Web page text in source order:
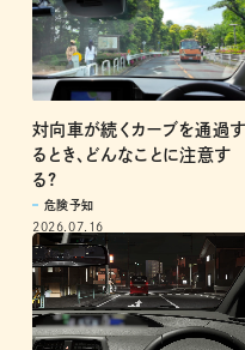
対向車が続くカーブを通過す
るとき、どんなことに注意す
る?
危険予知
2026.07.16